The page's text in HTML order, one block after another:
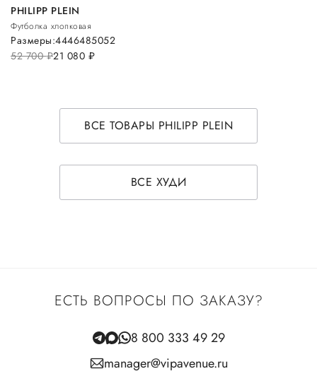
PHILIPP PLEIN
Футболка хлопковая
52 700руб.21 080 руб.
Размеры:4446485052
ВСЕ ТОВАРЫ PHILIPP PLEIN
ВСЕ ХУДИ
ЕСТЬ ВОПРОСЫ ПО ЗАКАЗУ?
8 800 333 49 29
manager@vipavenue.ru